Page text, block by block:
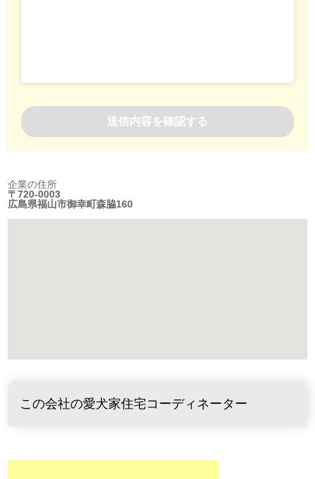
企業の住所
〒720-0003
広島県福山市御幸町森脇160
この会社の愛犬家住宅コーディネーター